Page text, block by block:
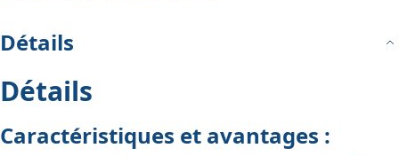
Détails
Détails
Caractéristiques et avantages :